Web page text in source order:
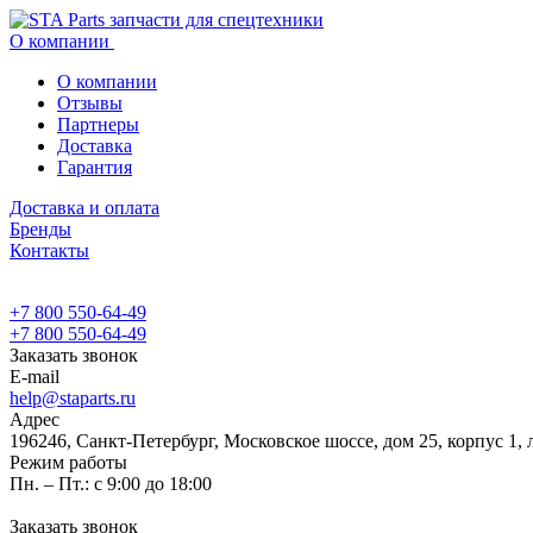
О компании
О компании
Отзывы
Партнеры
Доставка
Гарантия
Доставка и оплата
Бренды
Контакты
+7 800 550-64-49
+7 800 550-64-49
Заказать звонок
E-mail
help@staparts.ru
Адрес
196246, Санкт-Петербург, Московское шоссе, дом 25, корпус 1,
Режим работы
Пн. – Пт.: с 9:00 до 18:00
Заказать звонок